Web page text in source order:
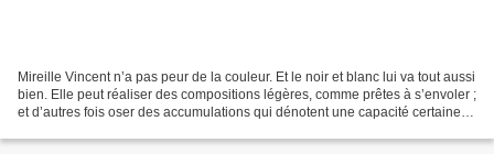
Mireille Vincent n’a pas peur de la couleur. Et le noir et blanc lui va tout aussi
bien. Elle peut réaliser des compositions légères, comme prêtes à s’envoler ;
et d’autres fois oser des accumulations qui dénotent une capacité certaine à